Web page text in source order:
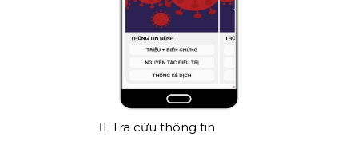
Tra cứu thông tin